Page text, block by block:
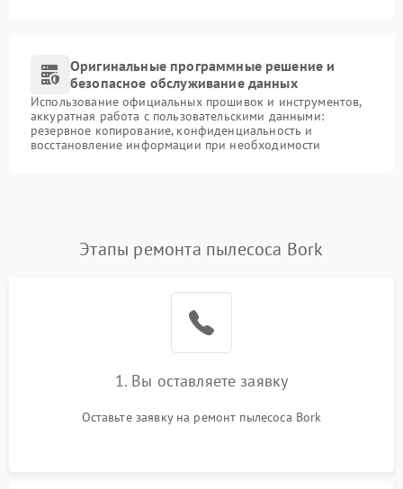
Оригинальные программные решение и
безопасное обслуживание данных
Использование официальных прошивок и инструментов,
аккуратная работа с пользовательскими данными:
резервное копирование, конфиденциальность и
восстановление информации при необходимости
Этапы ремонта пылесоса Bork
1. Вы оставляете заявку
Оставьте заявку на ремонт пылесоса Bork